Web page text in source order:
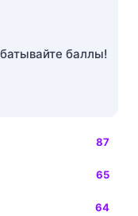
баллы!
87
65
64